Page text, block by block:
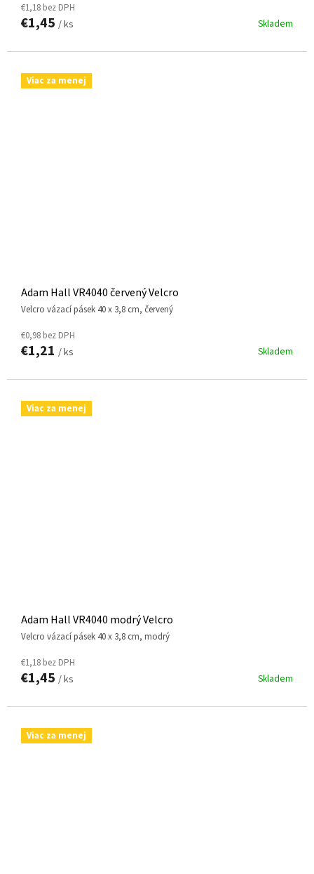
Skladem
€1,18 bez DPH
€1,45 / ks
Viac za menej
Adam Hall VR4040 červený Velcro
Velcro vázací pásek 40 x 3,8 cm, červený
Skladem
€0,98 bez DPH
€1,21 / ks
Viac za menej
Adam Hall VR4040 modrý Velcro
Velcro vázací pásek 40 x 3,8 cm, modrý
Skladem
€1,18 bez DPH
€1,45 / ks
Viac za menej